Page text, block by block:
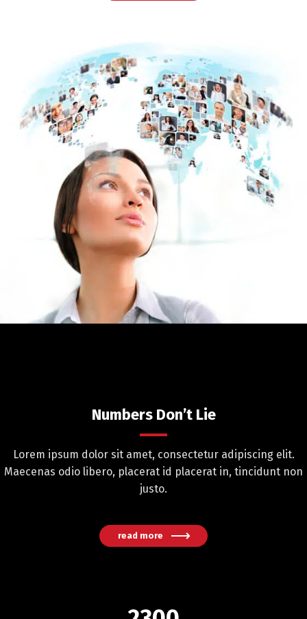
Numbers Don’t Lie
Lorem ipsum dolor sit amet, consectetur adipiscing elit.
Maecenas odio libero, placerat id placerat in, tincidunt non
justo.
read more